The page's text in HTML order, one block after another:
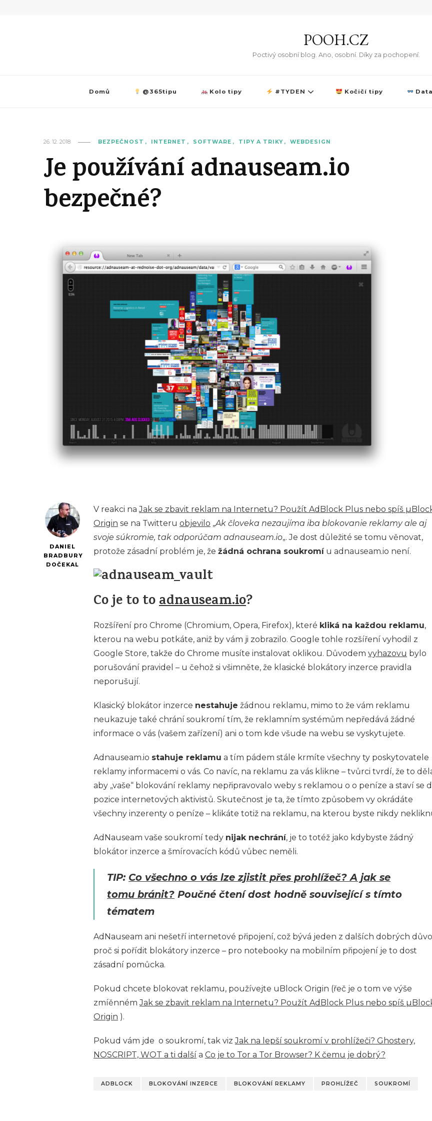
POOH.CZ
Poctivý osobní blog. Ano, osobní. Díky za pochopení.
Domů @365tipu Kolo tipy #TYDEN Kočičí tipy
26. 12. 2018 BEZPEČNOST INTERNET SOFTWARE TIPY A TRIKY WEBDESIGN
Je používání adnauseam.io
bezpečné?
DANIEL
BRADBURY
DOČEKAL
V reakci naJak se zbavit reklam na Internetu? Použít AdBlock Plus nebo spíš
Origin se na Twitteru objevilo „Ak človeka nezaujíma iba blokovanie reklamy ale aj
svoje súkromie, tak odporúčam adnauseam.io„. Je dost důležité se tomu věnovat,
protože zásadní problém je, že žádná ochrana soukromíu adnauseam.io není.
Co je to toadnauseam.io?
Rozšíření pro Chrome (Chromium, Opera, Firefox), které kliká na každou reklamu,
kterou na webu potkáte, aniž by vám ji zobrazilo. Google tohle rozšíření vyhodil z
Google Store, takže do Chrome musíte instalovat oklikou. Důvodem vyhazovu bylo
porušování pravidel – u čehož si všimněte, že klasické blokátory inzerce pravidla
neporušují.
Klasický blokátor inzerce nestahuje žádnou reklamu, mimo to že vám reklamu
neukazuje také chrání soukromí tím, že reklamním systémům nepředává žádné
informace o vás (vašem zařízení) ani o tom kde všude na webu se vyskytujete.
Adnauseam.io stahuje reklamu a tím pádem stále krmíte všechny ty poskytovatele
reklamy informacemi o vás. Co navíc, na reklamu za vás klikne – tvůrci tvrdí, že to
aby „vaše“ blokování reklamy nepřipravovalo weby s reklamou o o peníze a staví se
pozice internetových aktivistů. Skutečnost je ta, že tímto způsobem vy okrádáte
všechny inzerenty o peníze – klikáte totiž na reklamu, na kterou byste nikdy
AdNauseam vaše soukromí tedy nijak nechrání, je to totéž jako kdybyste žádný
blokátor inzerce a šmírovacích kódů vůbec neměli.
TIP: Co všechno o vás lze zjistit přes prohlížeč? A jak se
tomu bránit? Poučné čtení dost hodně související s tímto
tématem
AdNauseam ani nešetří internetové připojení, což bývá jeden z dalších dobrých
proč si pořídit blokátory inzerce – pro notebooky na mobilním připojení je to dost
zásadní pomůcka.
Pokud chcete blokovat reklamu, používejte uBlock Origin (řeč je o tom ve výše
zmíěnnémJak se zbavit reklam na Internetu? Použít AdBlock Plus nebo spíš
Origin ).
Pokud vám jde o soukromí, tak vizJak na lepší soukromí v prohlížeči? Ghostery,
NOSCRIPT, WOT a ti další a Co je to Tor a Tor Browser? K čemu je dobrý?
ADBLOCK BLOKOVÁNÍ INZERCE BLOKOVÁNÍ REKLAMY PROHLÍŽEČ SOUKROMÍ